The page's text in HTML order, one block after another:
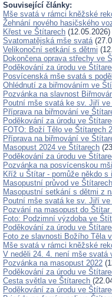
Související články:
Mše svatá v rámci kněžské
Žehnání nového hasičského
Křest ve Štítarech (12.05.2026)
Svatomatějská mše svatá
Velikonoční setkání s dětmi
Dokončena oprava střechy ve
Poděkování za úrodu ve
Posvícenská mše svatá s
Ohlédnutí za biřmováním ve
Pozvánka na slavnost
Poutní mše svatá ke sv. Jiří
Příprava na biřmování ve
Poděkování za úrodu ve
FOTO: Boží Tělo ve Štítarech
Příprava na biřmování ve
Masopust 2024 ve Štítarech
Poděkování za úrodu ve
Pozvánka na posvícenskou
Kříž u Štítar - pomůže někdo s
Masopustní průvod ve
Masopustní setkání s dětmi z
Poutní mše svatá ke sv. Jiří
Pozvání na masopust do Štítar
Foto: Podzimní výzdoba ve
Poděkování za úrodu ve
Foto ze slavnosti Božího Těla
Mše svatá v rámci kněžské
V neděli 24. 4. není mše svatá
Pozvánka na masopust 2022
Poděkování za úrodu ve
Cesta světla ve Štítarech
Poděkování za úrodu ve